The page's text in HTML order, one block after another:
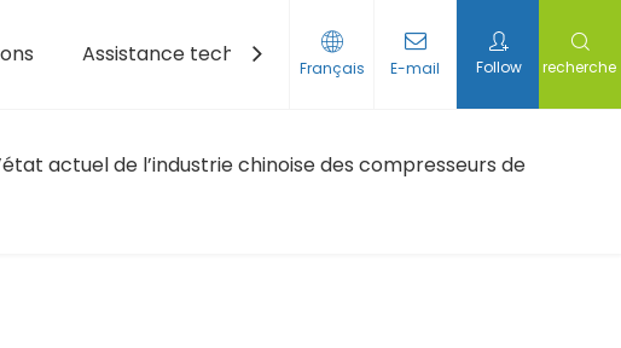
Assistance technique Nouvelles Contactez-
Français E-mail Follow recherche
actuel de l’industrie chinoise des compresseurs de